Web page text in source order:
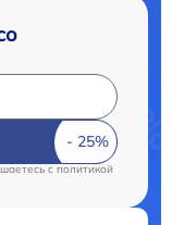
c политикой